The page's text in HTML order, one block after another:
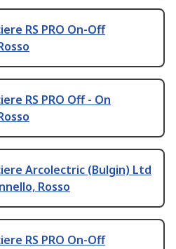
RS PRO On-Off
RS PRO Off - On
Arcolectric (Bulgin) Ltd
Rosso
RS PRO On-Off